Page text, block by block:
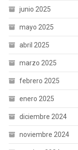
junio 2025
mayo 2025
abril 2025
marzo 2025
febrero 2025
enero 2025
diciembre 2024
noviembre 2024